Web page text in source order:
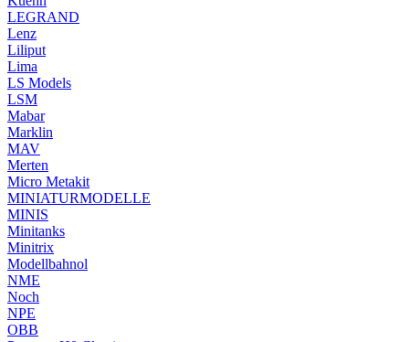
LEGRAND
Lenz
Liliput
Lima
LS Models
LSM
Mabar
Marklin
MAV
Merten
Micro Metakit
MINIATURMODELLE
MINIS
Minitanks
Minitrix
Modellbahnol
NME
Noch
NPE
OBB